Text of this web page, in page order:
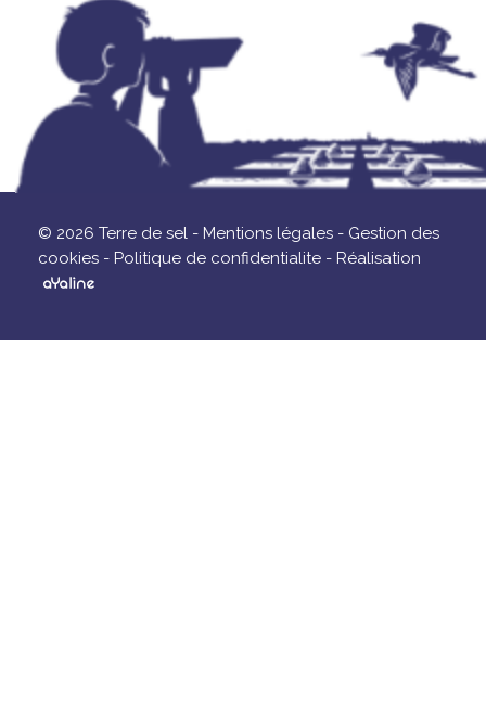
© 2026 Terre de sel - Mentions légales - Gestion des
cookies - Politique de confidentialite - Réalisation